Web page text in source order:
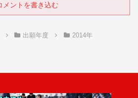
メントを書き込む
出願年度 2014年